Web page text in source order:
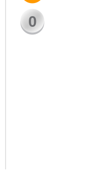
0